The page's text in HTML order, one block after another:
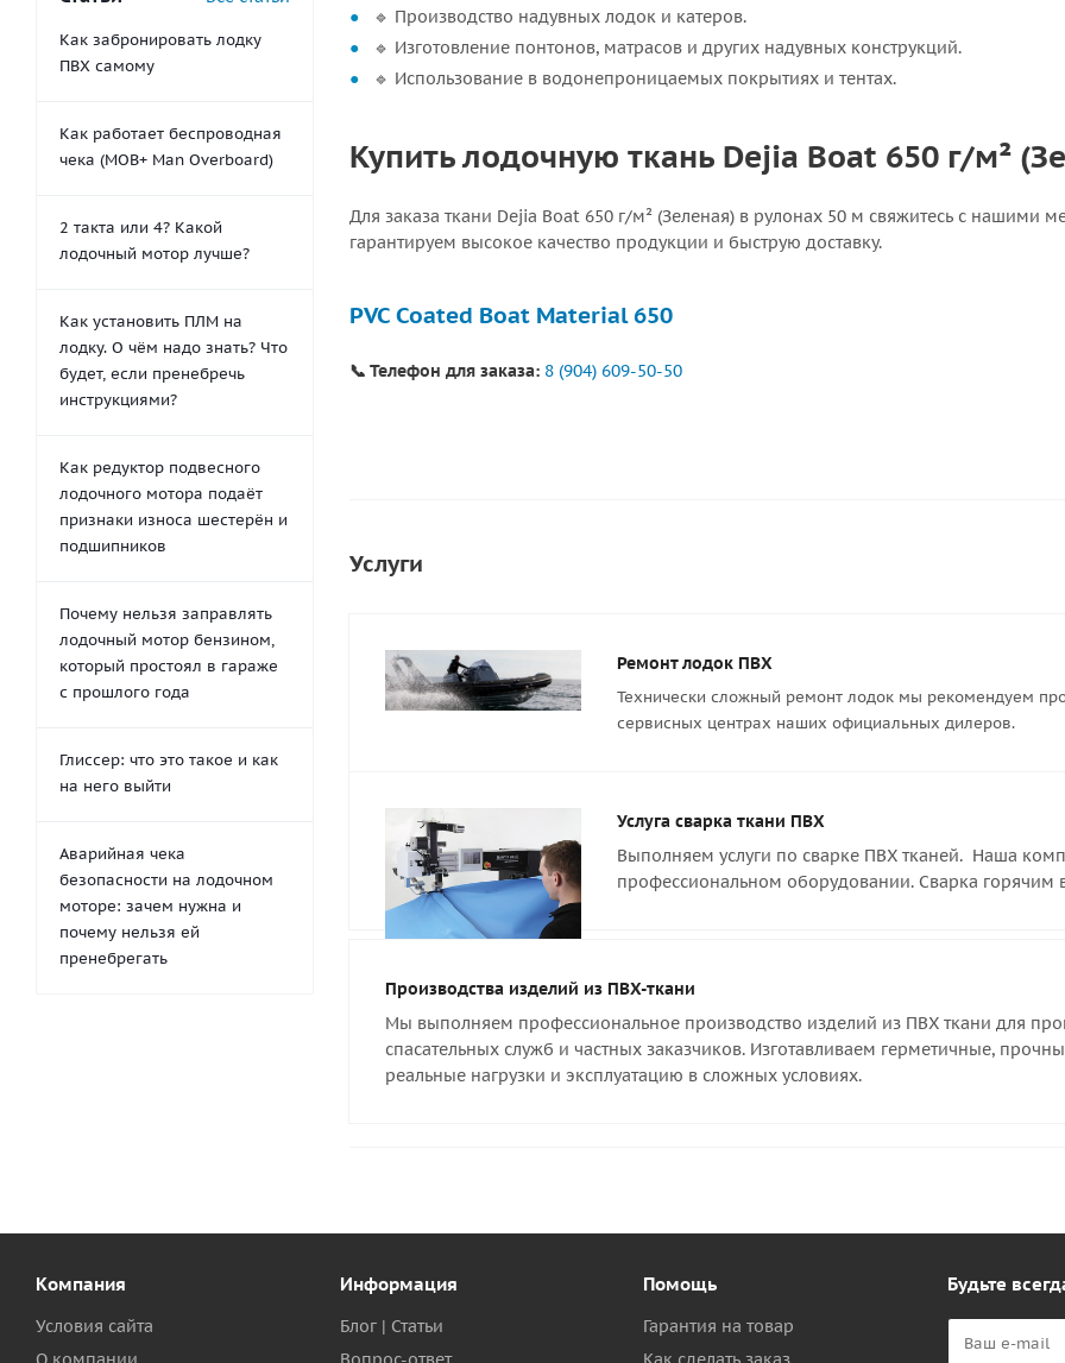
🔹 Производство надувных лодок и катеров.
🔹 Изготовление понтонов, матрасов и других надувных конструкций.
🔹 Использование в водонепроницаемых покрытиях и тентах.
Купить лодочную ткань Dejia Boat 650 г/м²
Для заказа ткани Dejia Boat 650 г/м² (Зеленая) в рулонах 50 м свяжитесь с нашими
гарантируем высокое качество продукции и быструю доставку.
PVC Coated Boat Material 650
📞 Телефон для заказа: 8 (904) 609-50-50
Услуги
Ремонт лодок ПВХ
Технически сложный ремонт лодок мы рекомендуем
сервисных центрах наших официальных дилеров.
Услуга сварка ткани ПВХ
Выполняем услуги по сварке ПВХ тканей. Наша
профессиональном оборудовании. Сварка горячим
Производства изделий из ПВХ-ткани
Мы выполняем профессиональное производство изделий из ПВХ ткани для
спасательных служб и частных заказчиков. Изготавливаем герметичные,
реальные нагрузки и эксплуатацию в сложных условиях.
Как забронировать лодку
ПВХ самому
Как работает беспроводная
чека (MOB+ Man Overboard)
2 такта или 4? Какой
лодочный мотор лучше?
Как установить ПЛМ на
лодку. О чём надо знать? Что
будет, если пренебречь
инструкциями?
Как редуктор подвесного
лодочного мотора подаёт
признаки износа шестерён и
подшипников
Почему нельзя заправлять
лодочный мотор бензином,
который простоял в гараже
с прошлого года
Глиссер: что это такое и как
на него выйти
Аварийная чека
безопасности на лодочном
моторе: зачем нужна и
почему нельзя ей
пренебрегать
Компания
Условия сайта
Информация
Блог | Статьи
Помощь
Гарантия на товар
Будьте